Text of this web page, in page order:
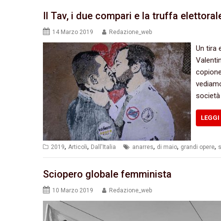
Il Tav, i due compari e la truffa
14 Marzo 2019 Redazione_web
Un tira
2019, Articoli, Dall'Italia anarres, di maio, grandi opere,
Sciopero globale femminista
10 Marzo 2019 Redazione_web